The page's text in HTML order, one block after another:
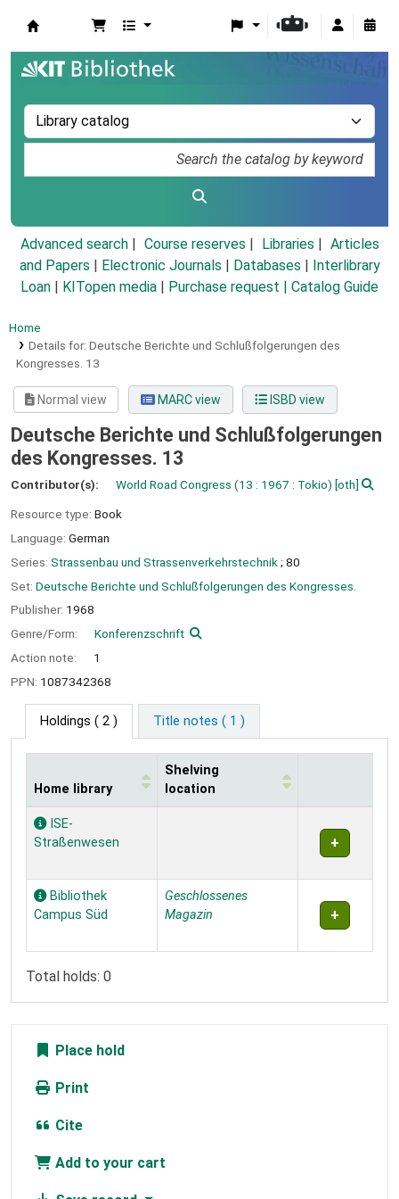
Advanced search Course reserves Libraries
Articles
and Papers
Electronic Journals Databases
Interlibrary
Loan
KITopen media Purchase request | Catalog Guide
Home
Details for: Deutsche Berichte und Schlußfolgerungen des
Kongresses. 13
Normal view MARC view ISBD view
Deutsche Berichte und Schlußfolgerungen
des Kongresses. 13
Contributor(s): World Road Congress (13 : 1967 : Tokio) [oth]
Resource type: Book
Language: German
Series: Strassenbau und Strassenverkehrstechnik ; 80
Set: Deutsche Berichte und Schlußfolgerungen des Kongresses.
Publisher: 1968
Genre/Form:
Konferenzschrift
Action note:
1
PPN: 1087342368
Holdings ( 2 ) Title notes ( 1 )
Holdings
Home library
Shelving
location
ISE-
Straßenwesen
Bibliothek
Campus Süd
Geschlossenes
Magazin
Total holds: 0
Place hold
Print
Cite
Add to your cart